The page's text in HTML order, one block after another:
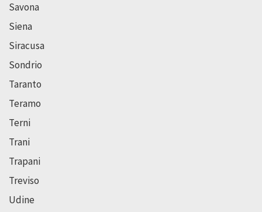
Savona
Siena
Siracusa
Sondrio
Taranto
Teramo
Terni
Trani
Trapani
Treviso
Udine